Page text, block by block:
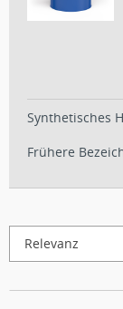
Synthetisches
Frühere
Relevanz